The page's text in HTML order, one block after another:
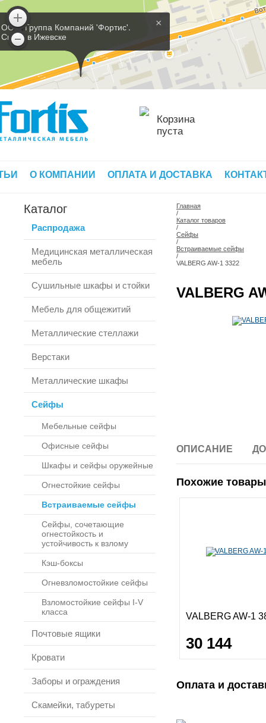
×
ООО 'Группа Компаний 'Фортис'.
Склад в Ижевске
Корзина
пуста
О КОМПАНИИ ОПЛАТА И ДОСТАВКА
Каталог
Распродажа
Медицинская металлическая
мебель
Сушильные шкафы и стойки
Мебель для общежитий
Металлические стеллажи
Верстаки
Металлические шкафы
Сейфы
Мебельные сейфы
Офисные сейфы
Шкафы и сейфы оружейные
Огнестойкие сейфы
Встраиваемые сейфы
Сейфы, сочетающие
огнестойкость и
устойчивость к взлому
Кэш-боксы
Огневзломостойкие сейфы
Взломостойкие сейфы I-V
класса
Почтовые ящики
Кровати
Заборы и ограждения
Скамейки, табуреты
Главная
/
Каталог товаров
/
Сейфы
/
Встраиваемые сейфы
/
VALBERG AW-1 3322
VALBERG
ОПИСАНИЕ
Похожие
VALBERG AW-1
30 144
Оплата и